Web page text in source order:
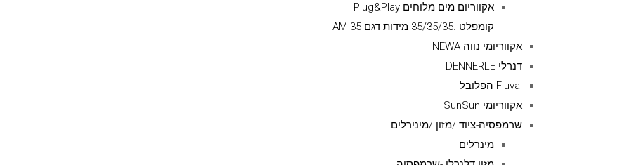
אקווריום מים מלוחים Plug&Play
קומפלט .35/35/35 מידות דגם AM 35
אקווריומי נווה NEWA
דנרלי DENNERLE
Fluval הפלובל
אקווריומי SunSun
שרמפסיה-ציוד /מזון /מינירלים
מינרלים